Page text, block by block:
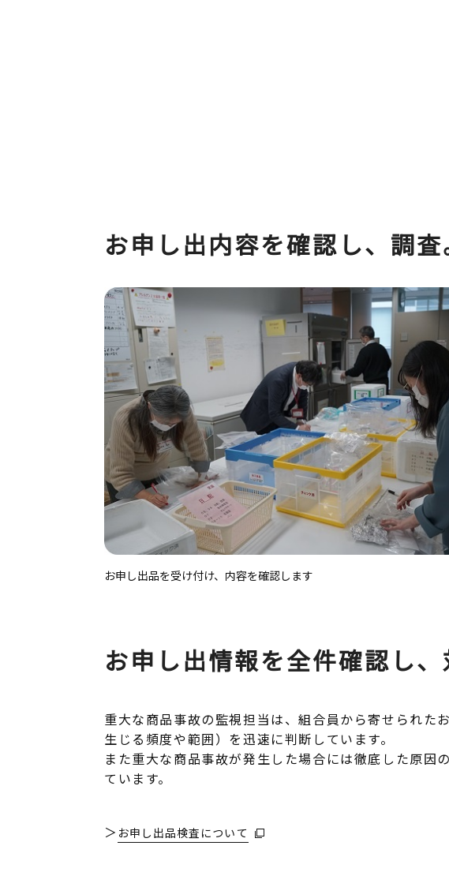
お申し出内容を確認し、調
お申し出品を受け付け、内容を確認します
お申し出情報を全件確認し
重大な商品事故の監視担当は、組合員から寄せられた
生じる頻度や範囲）を迅速に判断しています。
また重大な商品事故が発生した場合には徹底した原
ています。
お申し出品検査について